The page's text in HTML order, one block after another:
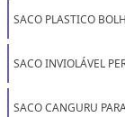
SACO PLASTICO
SACO INVIOLÁVEL
SACO CANGURU